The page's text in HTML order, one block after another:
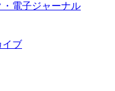
電子ジャーナル
イブ